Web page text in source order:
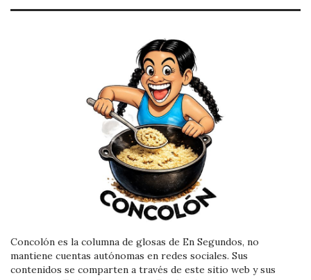
Concolón es la columna de glosas de En Segundos, no
mantiene cuentas autónomas en redes sociales. Sus
contenidos se comparten a través de este sitio web y sus